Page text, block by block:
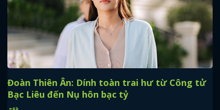
Đoàn Thiên Ân: Dính toàn trai hư từ Công tử
Bạc Liêu đến Nụ hôn bạc tỷ